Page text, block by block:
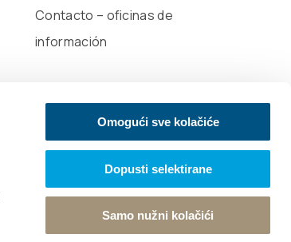
Omogući sve kolačiće
Dopusti selektirane
Samo nužni kolačići
Contacto – oficinas de
información